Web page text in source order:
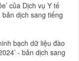
của Dịch vụ Y tế
dịch sang tiếng
bạch dữ liệu đào
- bản dịch sang